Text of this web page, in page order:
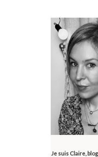
Je suis Claire,